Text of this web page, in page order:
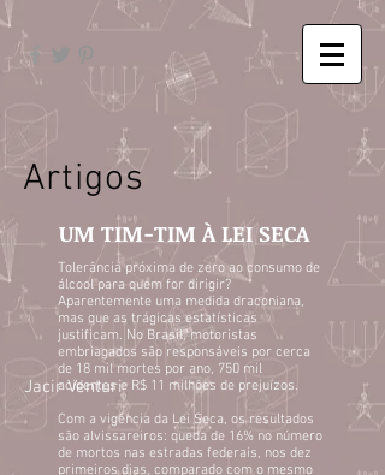
Artigos
UM TIM-TIM À LEI SECA
Tolerância próxima de zero ao consumo de
álcool para quem for dirigir?
Aparentemente uma medida draconiana,
mas que as trágicas estatísticas
justificam. No Brasil, motoristas
embriagados são responsáveis por cerca
de 18 mil mortes por ano, 750 mil
acidentes e R$ 11 milhões de prejuízos.
Com a vigência da Lei Seca, os resultados
são alvissareiros: queda de 16% no número
de mortos nas estradas federais, nos dez
primeiros dias, comparado com o mesmo
Jacir Venturi